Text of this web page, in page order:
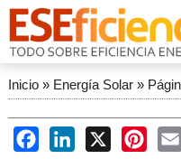
Inicio» Energía Solar»
FacebookLinkedIn
X